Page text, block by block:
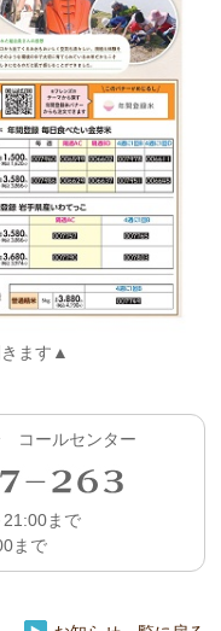
ます▲
コールセンター
21:00まで
まで